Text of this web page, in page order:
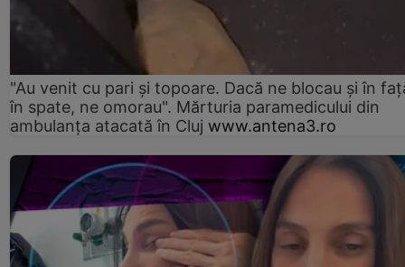
"Au venit cu pari și topoare. Dacă ne blocau şi în
în spate, ne omorau". Mărturia paramedicului din
ambulanţa atacată în Cluj www.antena3.ro